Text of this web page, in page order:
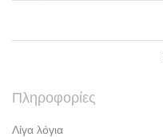
Πληροφορίες
Λίγα λόγια